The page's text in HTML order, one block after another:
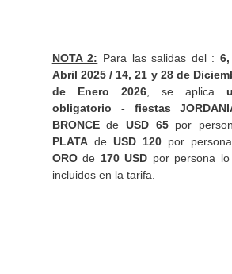
NOTA 2: Para las salidas del :
Abril 2025 / 14, 21 y 28 de
de Enero 2026, se aplica
obligatorio - fiestas
BRONCEde USD 65por
PLATAde USD 120por
OROde 170 USD por persona
incluidos en la tarifa.